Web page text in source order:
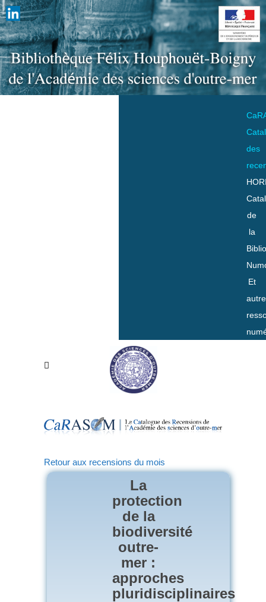
des
de
la
Et
Retour aux recensions du mois
La
protection
de la
biodiversité
outre-
mer :
approches
pluridisciplinaires